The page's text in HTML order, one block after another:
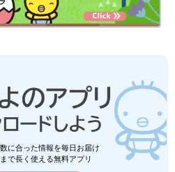
に合った情報を毎日お届け
で長く使える無料アプリ